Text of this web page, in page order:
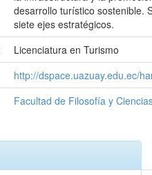
desarrollo turístico sostenible.
siete ejes estratégicos.
Licenciatura en Turismo
http://dspace.uazuay.edu.ec/
Facultad de Filosofía y